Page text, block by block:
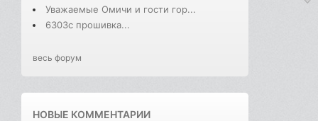
Уважаемые Омичи и гости гор...
6303с прошивка...
весь форум
НОВЫЕ КОММЕНТАРИИ